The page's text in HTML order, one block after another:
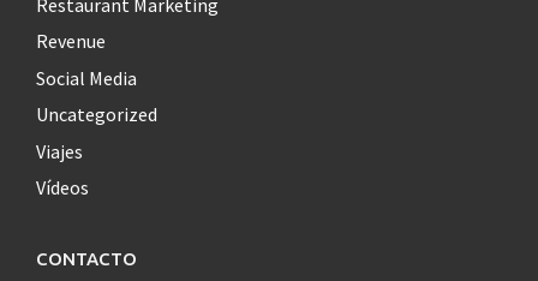
Restaurant Marketing
Revenue
Social Media
Uncategorized
Viajes
Vídeos
CONTACTO